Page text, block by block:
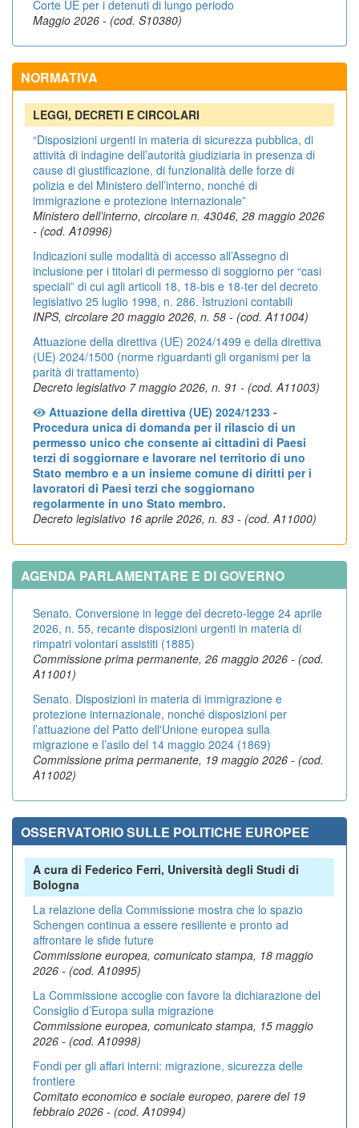
Corte UE per i detenuti di lungo periodo
Maggio 2026 - (cod. S10380)
NORMATIVA
LEGGI, DECRETI E CIRCOLARI
“Disposizioni urgenti in materia di sicurezza pubblica, di
attività di indagine dell’autorità giudiziaria in presenza di
cause di giustificazione, di funzionalità delle forze di
polizia e del Ministero dell’interno, nonché di
immigrazione e protezione internazionale”
Ministero dell’interno, circolare n. 43046, 28 maggio 2026
- (cod. A10996)
Indicazioni sulle modalità di accesso all’Assegno di
inclusione per i titolari di permesso di soggiorno per “casi
speciali” di cui agli articoli 18, 18-bis e 18-ter del decreto
legislativo 25 luglio 1998, n. 286. Istruzioni contabili
INPS, circolare 20 maggio 2026, n. 58 - (cod. A11004)
Attuazione della direttiva (UE) 2024/1499 e della direttiva
(UE) 2024/1500 (norme riguardanti gli organismi per la
parità di trattamento)
Decreto legislativo 7 maggio 2026, n. 91 - (cod. A11003)
Attuazione della direttiva (UE) 2024/1233 -
Procedura unica di domanda per il rilascio di un
permesso unico che consente ai cittadini di Paesi
terzi di soggiornare e lavorare nel territorio di uno
Stato membro e a un insieme comune di diritti per i
lavoratori di Paesi terzi che soggiornano
regolarmente in uno Stato membro.
Decreto legislativo 16 aprile 2026, n. 83 - (cod. A11000)
AGENDA PARLAMENTARE E DI GOVERNO
Senato. Conversione in legge del decreto-legge 24 aprile
2026, n. 55, recante disposizioni urgenti in materia di
rimpatri volontari assistiti (1885)
Commissione prima permanente, 26 maggio 2026 - (cod.
A11001)
Senato. Disposizioni in materia di immigrazione e
protezione internazionale, nonché disposizioni per
l’attuazione del Patto dell'Unione europea sulla
migrazione e l’asilo del 14 maggio 2024 (1869)
Commissione prima permanente, 19 maggio 2026 - (cod.
A11002)
OSSERVATORIO SULLE POLITICHE EUROPEE
A cura di Federico Ferri, Università degli Studi di
Bologna
La relazione della Commissione mostra che lo spazio
Schengen continua a essere resiliente e pronto ad
affrontare le sfide future
Commissione europea, comunicato stampa, 18 maggio
2026 - (cod. A10995)
La Commissione accoglie con favore la dichiarazione del
Consiglio d’Europa sulla migrazione
Commissione europea, comunicato stampa, 15 maggio
2026 - (cod. A10998)
Fondi per gli affari interni: migrazione, sicurezza delle
frontiere
Comitato economico e sociale europeo, parere del 19
febbraio 2026 - (cod. A10994)